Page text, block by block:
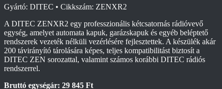
Gyártó: DITEC • Cikkszám: ZENXR2
A DITEC ZENXR2 egy professzionális kétcsatornás rádióvevő
egység, amelyet automata kapuk, garázskapuk és egyéb beléptető
rendszerek vezeték nélküli vezérlésére fejlesztettek. A készülék akár
200 távirányító tárolására képes, teljes kompatibilitást biztosít a
DITEC ZEN sorozattal, valamint számos korábbi DITEC rádiós
rendszerrel.
Bruttó egységár: 29 845 Ft